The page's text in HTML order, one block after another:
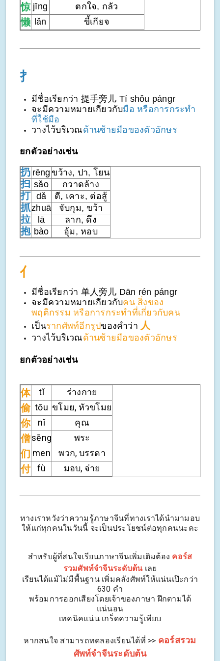
惊 jīng ตกใจ, กลัว
懒 lǎn ขี้เกียจ
扌
มีชื่อเรียกว่า 提手旁儿 Tí shǒu pángr
จะมีความหมายเกี่ยวกับมือ หรือการกระทำ
ที่ใช้มือ
วางไว้บริเวณด้านซ้ายมือของตัวอักษร
ยกตัวอย่างเช่น
扔 rēng ขว้าง, ปา, โยน
扫 sǎo กวาดล้าง
打 dǎ ตี, เคาะ, ต่อสู้
抓zhuā จับกุม, ขว้า
拉 lā ลาก, ดึง
抱 bào อุ้ม, หอบ
亻
มีชื่อเรียกว่า 单人旁儿 Dān rén pángr
จะมีความหมายเกี่ยวกับคน สิ่งของ
พฤติกรรม หรือการกระทำที่เกี่ยวกับคน
เป็นรากศัพท์อีกรูปของคำว่า 人
วางไว้บริเวณด้านซ้ายมือของตัวอักษร
ยกตัวอย่างเช่น
体 tǐ ร่างกาย
偷 tōu ขโมย, หัวขโมย
你 nǐ คุณ
僧sēng พระ
们 men พวก, บรรดา
付 fù มอบ, จ่าย
ทางเราหวังว่าความรู้ภาษาจีนที่ทางเราได้นำมามอบ
ให้แก่ทุกคนในวันนี้ จะเป็นประโยชน์ต่อทุกคนนะคะ
สำหรับผู้ที่สนใจเรียนภาษาจีนเพิ่มเติมต้อง คอร์ส
รวมศัพท์จำจีนระดับต้นเลย
เรียนได้แม้ไม่มีพื้นฐาน เพิ่มคลังศัพท์ให้แน่นเป๊ะกว่า
630 คำ
พร้อมการออกเสียงโดยเจ้าของภาษา ฝึกตามได้
แน่นอน
เทคนิคแน่น เกร็ดความรู้เพียบ
หากสนใจ สามารถทดลองเรียนได้ที่ >> คอร์สรวม
ศัพท์จำจีนระดับต้น